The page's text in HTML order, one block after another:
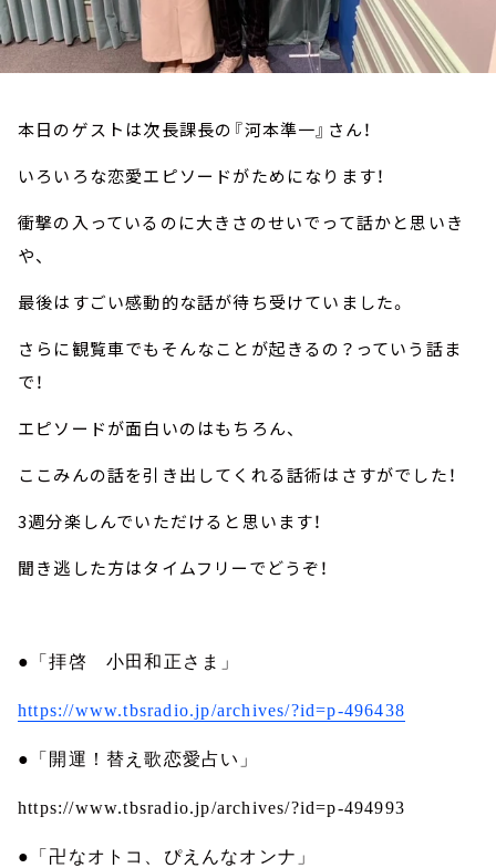
本日のゲストは次長課長の『河本準一』さん！
いろいろな恋愛エピソードがためになります！
衝撃の入っているのに大きさのせいでって話かと思いき
や、
最後はすごい感動的な話が待ち受けていました。
さらに観覧車でもそんなことが起きるの？っていう話ま
で！
エピソードが面白いのはもちろん、
ここみんの話を引き出してくれる話術はさすがでした！
3週分楽しんでいただけると思います！
聞き逃した方はタイムフリーでどうぞ！
●「拝啓 小田和正さま」
https://www.tbsradio.jp/archives/?id=p-496438
●「開運！替え歌恋愛占い」
https://www.tbsradio.jp/archives/?id=p-494993
●「卍なオトコ、ぴえんなオンナ」